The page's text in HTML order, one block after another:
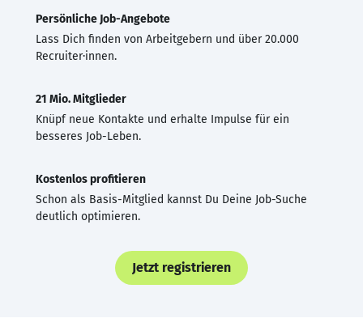
Persönliche Job-Angebote
Lass Dich finden von Arbeitgebern und über 20.000
Recruiter·innen.
21 Mio. Mitglieder
Knüpf neue Kontakte und erhalte Impulse für ein
besseres Job-Leben.
Kostenlos profitieren
Schon als Basis-Mitglied kannst Du Deine Job-Suche
deutlich optimieren.
Jetzt registrieren